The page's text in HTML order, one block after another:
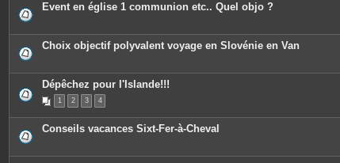
Event en église 1 communion etc.. Quel objo ?
Choix objectif polyvalent voyage en Slovénie en Van
Dépêchez pour l'Islande!!!
1 2 3 4
Conseils vacances Sixt-Fer-à-Cheval